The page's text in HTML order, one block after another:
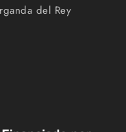
del Rey